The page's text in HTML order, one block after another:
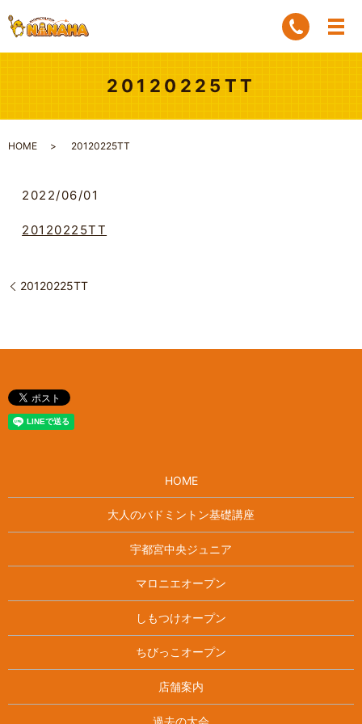
20120225TT
HOME 20120225TT
2022/06/01
20120225TT
20120225TT
HOME
大人のバドミントン基礎講座
宇都宮中央ジュニア
マロニエオープン
しもつけオープン
ちびっこオープン
店舗案内
過去の大会